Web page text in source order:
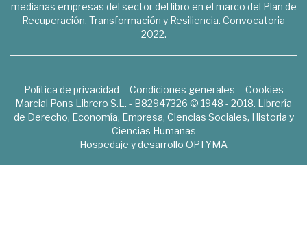
medianas empresas del sector del libro en el marco del Plan de
Recuperación, Transformación y Resiliencia. Convocatoria
2022.
Política de privacidad Condiciones generales
Cookies
Marcial Pons Librero S.L. - B82947326 © 1948 - 2018. Librería
de Derecho, Economía, Empresa, Ciencias Sociales, Historia y
Ciencias Humanas
Hospedaje y desarrollo OPTYMA